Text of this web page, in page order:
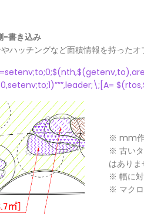
-書き込み
ハッチングなど面積情報を持った
※ mm作
※ 古い
はありま
※ 幅に対
※ マク